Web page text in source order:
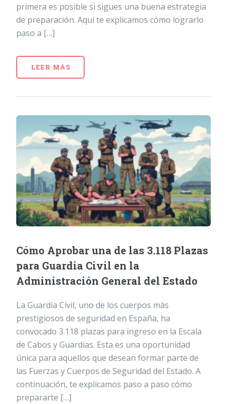
primera es posible si sigues una buena estrategia
de preparación. Aquí te explicamos cómo lograrlo
paso a […]
LEER MÁS
Cómo Aprobar una de las 3.118 Plazas
para Guardia Civil en la
Administración General del Estado
La Guardia Civil, uno de los cuerpos más
prestigiosos de seguridad en España, ha
convocado 3.118 plazas para ingreso en la Escala
de Cabos y Guardias. Esta es una oportunidad
única para aquellos que desean formar parte de
las Fuerzas y Cuerpos de Seguridad del Estado. A
continuación, te explicamos paso a paso cómo
prepararte […]